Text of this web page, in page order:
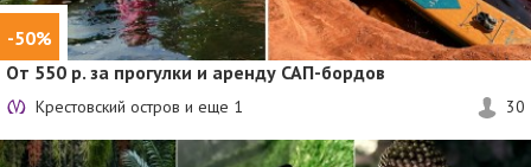
-50%
От 550 р. за прогулки и аренду САП-бордов
Крестовский остров и еще 1 30